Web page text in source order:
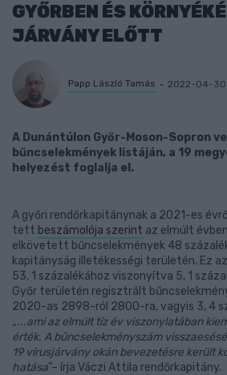
GYŐRBEN ÉS
JÁRVÁNY ELŐTT
Papp László Tamás 2022-04-30
A Dunántúlon Győr-Moson-Sopron
bűncselekmények listáján, a 19
helyezést foglalja el.
A győri rendőrkapitánynak a 2021-es
tett beszámolója szerint az elmúlt
elkövetett bűncselekmények 48
kapitányság illetékességi területén. Ez
53, 1 százalékához viszonyítva 5, 1
Győr területén regisztrált
2020-as 2898-ról 2800-ra, vagyis 3, 4
„...ami az elmúlt tíz év viszonylatában
érték. A bűncselekményszám
19 vírusjárvány okán bevezetésre került
hatása”– írja Váczi Attila rendőrkapitány.